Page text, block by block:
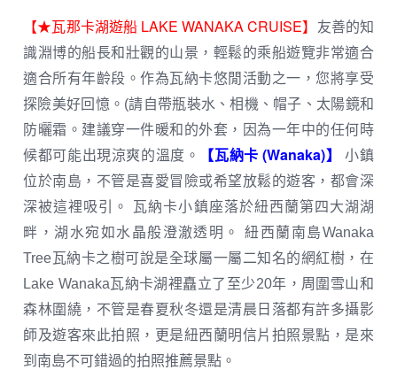
【★瓦那卡湖遊船 LAKE WANAKA CRUISE】
友善的知
識淵博的船長和壯觀的山景，輕鬆的乘船遊覽非常適合
適合所有年齡段。作為瓦納卡悠閒活動之一，您將享受
探險美好回憶。(請自帶瓶裝水、相機、帽子、太陽鏡和
防曬霜。建議穿一件暖和的外套，因為一年中的任何時
候都可能出現涼爽的溫度。
【瓦納卡 (Wanaka)】
小鎮
位於南島，不管是喜愛冒險或希望放鬆的遊客，都會深
深被這裡吸引。 瓦納卡小鎮座落於紐西蘭第四大湖湖
畔，湖水宛如水晶般澄澈透明。 紐西蘭南島Wanaka
Tree瓦納卡之樹可說是全球屬一屬二知名的網紅樹，在
Lake Wanaka瓦納卡湖裡矗立了至少20年，周圍雪山和
森林圍繞，不管是春夏秋冬還是清晨日落都有許多攝影
師及遊客來此拍照，更是紐西蘭明信片拍照景點，是來
到南島不可錯過的拍照推薦景點。